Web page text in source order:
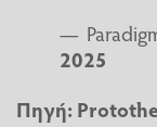
—
2025
Πηγή: